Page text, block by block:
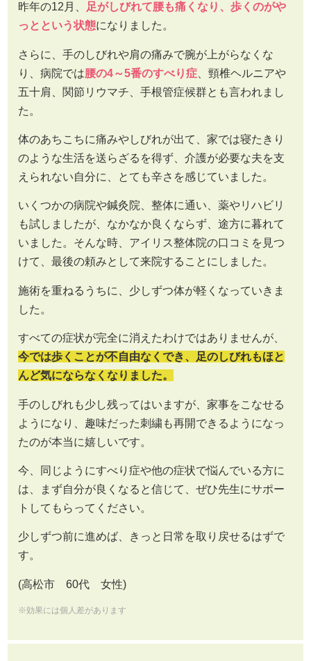
昨年の12月、
足がしびれて腰も痛くなり、歩くのがや
っとという状態になりました。
さらに、手のしびれや肩の痛みで腕が上がらなくな
り、病院では腰の4～5番のすべり症 、頸椎ヘルニアや
五十肩、関節リウマチ、手根管症候群とも言われまし
た。
体のあちこちに痛みやしびれが出て、家では寝たきり
のような生活を送らざるを得ず、介護が必要な夫を支
えられない自分に、とても辛さを感じていました。
いくつかの病院や鍼灸院、整体に通い、薬やリハビリ
も試しましたが、なかなか良くならず、途方に暮れて
いました。そんな時、アイリス整体院の口コミを見つ
けて、最後の頼みとして来院することにしました。
施術を重ねるうちに、少しずつ体が軽くなっていきま
した。
すべての症状が完全に消えたわけではありませんが、
今では歩くことが不自由なくでき、足のしびれもほと
んど気にならなくなりました。
手のしびれも少し残ってはいますが、家事をこなせる
ようになり、趣味だった刺繍も再開できるようになっ
たのが本当に嬉しいです。
今、同じようにすべり症や他の症状で悩んでいる方に
は、まず自分が良くなると信じて、ぜひ先生にサポー
トしてもらってください。
少しずつ前に進めば、きっと日常を取り戻せるはずで
す。
(高松市 60代 女性)
※効果には個人差があります